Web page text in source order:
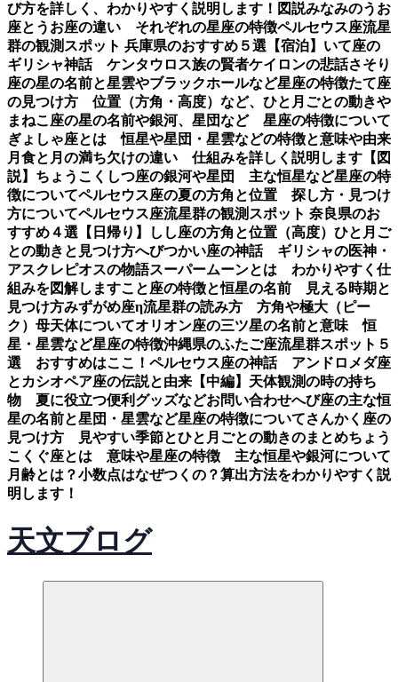
び方を詳しく、わかりやすく説明します！図説みなみのうお
座とうお座の違い それぞれの星座の特徴ペルセウス座流星
群の観測スポット 兵庫県のおすすめ５選【宿泊】 いて座の
ギリシャ神話 ケンタウロス族の賢者ケイロンの悲話さそり
座の星の名前と星雲やブラックホールなど星座の特徴たて座
の見つけ方 位置（方角・高度）など、ひと月ごとの動きや
まねこ座の星の名前や銀河、星団など 星座の特徴について
ぎょしゃ座とは 恒星や星団・星雲などの特徴と意味や由来
月食と月の満ち欠けの違い 仕組みを詳しく説明します【図
説】 ちょうこくしつ座の銀河や星団 主な恒星など星座の特
徴についてペルセウス座の夏の方角と位置 探し方・見つけ
方についてペルセウス座流星群の観測スポット 奈良県のお
すすめ４選【日帰り】
しし座の方角と位置（高度）ひと月ご
との動きと見つけ方へびつかい座の神話 ギリシャの医神・
アスクレピオスの物語スーパームーンとは わかりやすく仕
組みを図解しますこと座の特徴と恒星の名前 見える時期と
見つけ方みずがめ座η流星群の読み方 方角や極大（ピー
ク）母天体についてオリオン座の三ツ星の名前と意味 恒
星・星雲など星座の特徴沖縄県のふたご座流星群スポット５
選 おすすめはここ！ ペルセウス座の神話 アンドロメダ座
とカシオペア座の伝説と由来【中編】 天体観測の時の持ち
物 夏に役立つ便利グッズなどお問い合わせへび座の主な恒
星の名前と星団・星雲など星座の特徴についてさんかく座の
見つけ方 見やすい季節とひと月ごとの動きのまとめちょう
こくぐ座とは 意味や星座の特徴 主な恒星や銀河について
月齢とは？小数点はなぜつくの？算出方法をわかりやすく説
明します！
天文ブログ